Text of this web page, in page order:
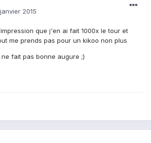
janvier 2015
que j'en ai fait 1000x le tour et
me prends pas pour un kikoo non plus
fait pas bonne augure ;)